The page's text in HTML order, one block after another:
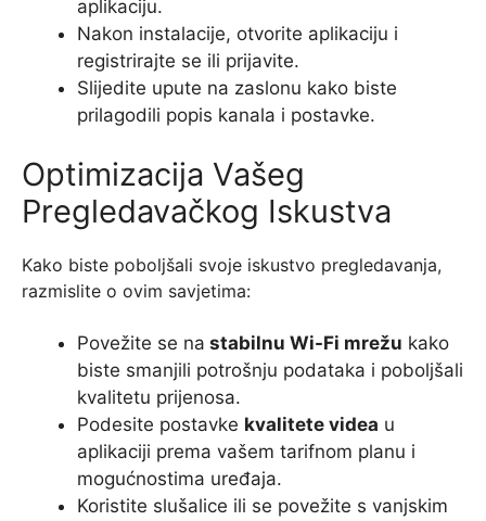
aplikaciju.
Nakon instalacije, otvorite aplikaciju i
registrirajte se ili prijavite.
Slijedite upute na zaslonu kako biste
prilagodili popis kanala i postavke.
Optimizacija Vašeg
Pregledavačkog Iskustva
Kako biste poboljšali svoje iskustvo pregledavanja,
razmislite o ovim savjetima:
Povežite se na stabilnu Wi-Fi mrežu kako
biste smanjili potrošnju podataka i poboljšali
kvalitetu prijenosa.
Podesite postavke kvalitete videa u
aplikaciji prema vašem tarifnom planu i
mogućnostima uređaja.
Koristite slušalice ili se povežite s vanjskim